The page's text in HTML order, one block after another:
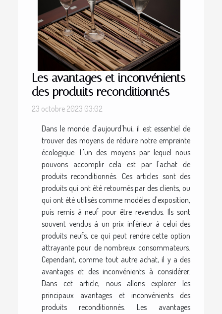
Les avantages et inconvénients
des produits reconditionnés
23 octobre 2023 03:02
Dans le monde d'aujourd'hui, il est essentiel de
trouver des moyens de réduire notre empreinte
écologique. L'un des moyens par lequel nous
pouvons accomplir cela est par l'achat de
produits reconditionnés. Ces articles sont des
produits qui ont été retournés par des clients, ou
qui ont été utilisés comme modèles d'exposition,
puis remis à neuf pour être revendus. Ils sont
souvent vendus à un prix inférieur à celui des
produits neufs, ce qui peut rendre cette option
attrayante pour de nombreux consommateurs.
Cependant, comme tout autre achat, il y a des
avantages et des inconvénients à considérer.
Dans cet article, nous allons explorer les
principaux avantages et inconvénients des
produits reconditionnés. Les avantages